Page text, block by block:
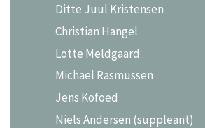
Ditte Juul Kristensen
Christian Hangel
Lotte Meldgaard
Michael Rasmussen
Jens Kofoed
Niels Andersen (suppleant)